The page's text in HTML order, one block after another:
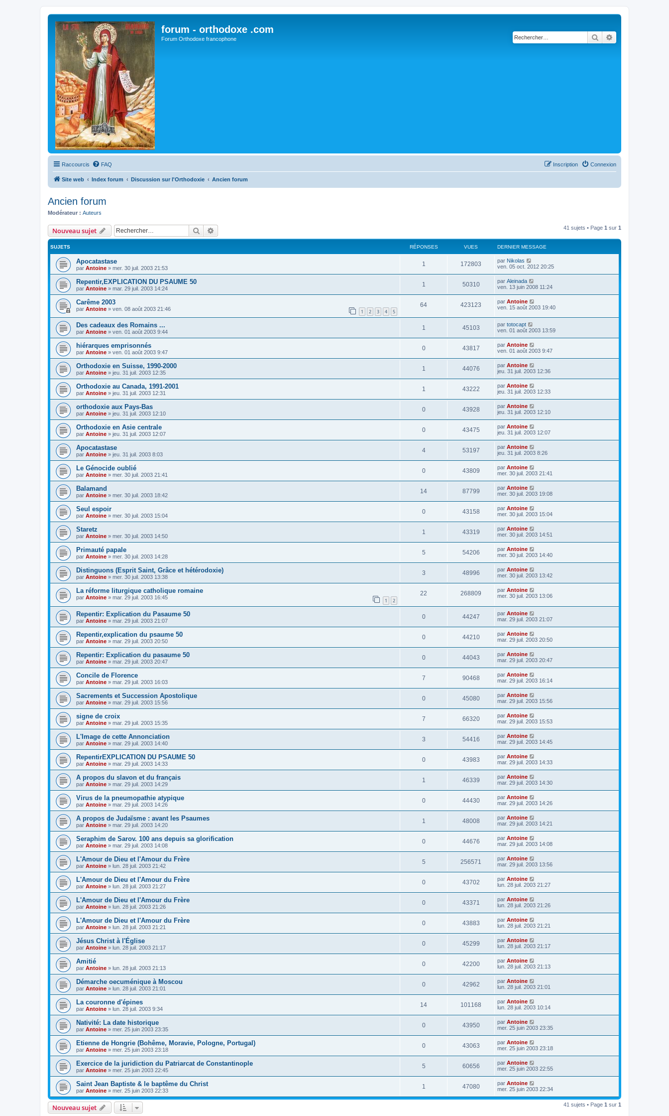
forum - orthodoxe .com
Forum Orthodoxe francophone Rechercher
Raccourcis FAQ Connexion
Inscription
Site web Index forum Discussion sur l'Orthodoxie Ancien forum
Ancien forum
Modérateur : Auteurs
Nouveau sujet Rechercher 41 sujets • Page 1 sur 1
SUJETS RÉPONSES VUES DERNIER MESSAGE
Apocatastase
par Antoine » mer. 30 juil. 2003 21:53
1 172803 par Nikolas
ven. 05 oct. 2012 20:25
Repentir,EXPLICATION DU PSAUME 50
par Antoine » mar. 29 juil. 2003 14:24
1 50310 par Aleinada
ven. 13 juin 2008 11:24
Carême 2003
par Antoine » ven. 08 août 2003 21:46 1 2 3 4 5
64 423123 par Antoine
ven. 15 août 2003 19:40
Des cadeaux des Romains ...
par Antoine » ven. 01 août 2003 9:44
1 45103 par totocapt
ven. 01 août 2003 13:59
hiérarques emprisonnés
par Antoine » ven. 01 août 2003 9:47
0 43817 par Antoine
ven. 01 août 2003 9:47
Orthodoxie en Suisse, 1990-2000
par Antoine » jeu. 31 juil. 2003 12:35
1 44076 par Antoine
jeu. 31 juil. 2003 12:36
Orthodoxie au Canada, 1991-2001
par Antoine » jeu. 31 juil. 2003 12:31
1 43222 par Antoine
jeu. 31 juil. 2003 12:33
orthodoxie aux Pays-Bas
par Antoine » jeu. 31 juil. 2003 12:10
0 43928 par Antoine
jeu. 31 juil. 2003 12:10
Orthodoxie en Asie centrale
par Antoine » jeu. 31 juil. 2003 12:07
0 43475 par Antoine
jeu. 31 juil. 2003 12:07
Apocatastase
par Antoine » jeu. 31 juil. 2003 8:03
4 53197 par Antoine
jeu. 31 juil. 2003 8:26
Le Génocide oublié
par Antoine » mer. 30 juil. 2003 21:41
0 43809 par Antoine
mer. 30 juil. 2003 21:41
Balamand
par Antoine » mer. 30 juil. 2003 18:42
14 87799 par Antoine
mer. 30 juil. 2003 19:08
Seul espoir
par Antoine » mer. 30 juil. 2003 15:04
0 43158 par Antoine
mer. 30 juil. 2003 15:04
Staretz
par Antoine » mer. 30 juil. 2003 14:50
1 43319 par Antoine
mer. 30 juil. 2003 14:51
Primauté papale
par Antoine » mer. 30 juil. 2003 14:28
5 54206 par Antoine
mer. 30 juil. 2003 14:40
Distinguons (Esprit Saint, Grâce et hétérodoxie)
par Antoine » mer. 30 juil. 2003 13:38
3 48996 par Antoine
mer. 30 juil. 2003 13:42
La réforme liturgique catholique romaine
par Antoine » mar. 29 juil. 2003 16:45 1 2
22 268809 par Antoine
mer. 30 juil. 2003 13:06
Repentir: Explication du Pasaume 50
par Antoine » mar. 29 juil. 2003 21:07
0 44247 par Antoine
mar. 29 juil. 2003 21:07
Repentir,explication du psaume 50
par Antoine » mar. 29 juil. 2003 20:50
0 44210 par Antoine
mar. 29 juil. 2003 20:50
Repentir: Explication du pasaume 50
par Antoine » mar. 29 juil. 2003 20:47
0 44043 par Antoine
mar. 29 juil. 2003 20:47
Concile de Florence
par Antoine » mar. 29 juil. 2003 16:03
7 90468 par Antoine
mar. 29 juil. 2003 16:14
Sacrements et Succession Apostolique
par Antoine » mar. 29 juil. 2003 15:56
0 45080 par Antoine
mar. 29 juil. 2003 15:56
signe de croix
par Antoine » mar. 29 juil. 2003 15:35
7 66320 par Antoine
mar. 29 juil. 2003 15:53
L'Image de cette Annonciation
par Antoine » mar. 29 juil. 2003 14:40
3 54416 par Antoine
mar. 29 juil. 2003 14:45
RepentirEXPLICATION DU PSAUME 50
par Antoine » mar. 29 juil. 2003 14:33
0 43983 par Antoine
mar. 29 juil. 2003 14:33
A propos du slavon et du français
par Antoine » mar. 29 juil. 2003 14:29
1 46339 par Antoine
mar. 29 juil. 2003 14:30
Virus de la pneumopathie atypique
par Antoine » mar. 29 juil. 2003 14:26
0 44430 par Antoine
mar. 29 juil. 2003 14:26
A propos de Judaïsme : avant les Psaumes
par Antoine » mar. 29 juil. 2003 14:20
1 48008 par Antoine
mar. 29 juil. 2003 14:21
Seraphim de Sarov. 100 ans depuis sa glorification
par Antoine » mar. 29 juil. 2003 14:08
0 44676 par Antoine
mar. 29 juil. 2003 14:08
L'Amour de Dieu et l'Amour du Frère
par Antoine » lun. 28 juil. 2003 21:42
5 256571 par Antoine
mar. 29 juil. 2003 13:56
L'Amour de Dieu et l'Amour du Frère
par Antoine » lun. 28 juil. 2003 21:27
0 43702 par Antoine
lun. 28 juil. 2003 21:27
L'Amour de Dieu et l'Amour du Frère
par Antoine » lun. 28 juil. 2003 21:26
0 43371 par Antoine
lun. 28 juil. 2003 21:26
L'Amour de Dieu et l'Amour du Frère
par Antoine » lun. 28 juil. 2003 21:21
0 43883 par Antoine
lun. 28 juil. 2003 21:21
Jésus Christ à l'Église
par Antoine » lun. 28 juil. 2003 21:17
0 45299 par Antoine
lun. 28 juil. 2003 21:17
Amitié
par Antoine » lun. 28 juil. 2003 21:13
0 42200 par Antoine
lun. 28 juil. 2003 21:13
Démarche oecuménique à Moscou
par Antoine » lun. 28 juil. 2003 21:01
0 42962 par Antoine
lun. 28 juil. 2003 21:01
La couronne d'épines
par Antoine » lun. 28 juil. 2003 9:34
14 101168 par Antoine
lun. 28 juil. 2003 10:14
Nativité: La date historique
par Antoine » mer. 25 juin 2003 23:35
0 43950 par Antoine
mer. 25 juin 2003 23:35
Etienne de Hongrie (Bohême, Moravie, Pologne, Portugal)
par Antoine » mer. 25 juin 2003 23:18
0 43063 par Antoine
mer. 25 juin 2003 23:18
Exercice de la juridiction du Patriarcat de Constantinople
par Antoine » mer. 25 juin 2003 22:45
5 60656 par Antoine
mer. 25 juin 2003 22:55
Saint Jean Baptiste & le baptême du Christ
par Antoine » mer. 25 juin 2003 22:33
1 47080 par Antoine
mer. 25 juin 2003 22:34
Nouveau sujet 41 sujets • Page 1 sur 1